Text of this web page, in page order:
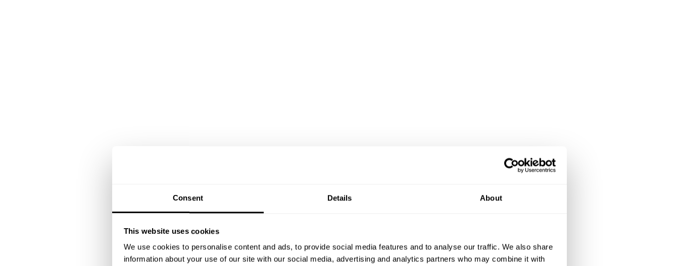
Consent Details About
This website uses cookies
We use cookies to personalise content and ads, to provide social media features and to analyse our traffic. We also share
information about your use of our site with our social media, advertising and analytics partners who may combine it with